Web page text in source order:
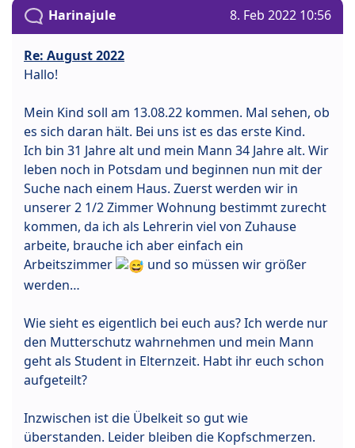
Harinajule 8. Feb 2022 10:56
Re: August 2022
Hallo!
Mein Kind soll am 13.08.22 kommen. Mal sehen, ob
es sich daran hält. Bei uns ist es das erste Kind.
Ich bin 31 Jahre alt und mein Mann 34 Jahre alt. Wir
leben noch in Potsdam und beginnen nun mit der
Suche nach einem Haus. Zuerst werden wir in
unserer 2 1/2 Zimmer Wohnung bestimmt zurecht
kommen, da ich als Lehrerin viel von Zuhause
arbeite, brauche ich aber einfach ein
Arbeitszimmer
und so müssen wir größer
werden…
Wie sieht es eigentlich bei euch aus? Ich werde nur
den Mutterschutz wahrnehmen und mein Mann
geht als Student in Elternzeit. Habt ihr euch schon
aufgeteilt?
Inzwischen ist die Übelkeit so gut wie
überstanden. Leider bleiben die Kopfschmerzen.